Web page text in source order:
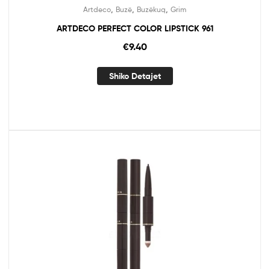
Artdeco Buzë Buzëkuq Grim
ARTDECO PERFECT COLOR LIPSTICK 961
€9.40
Shiko Detajet